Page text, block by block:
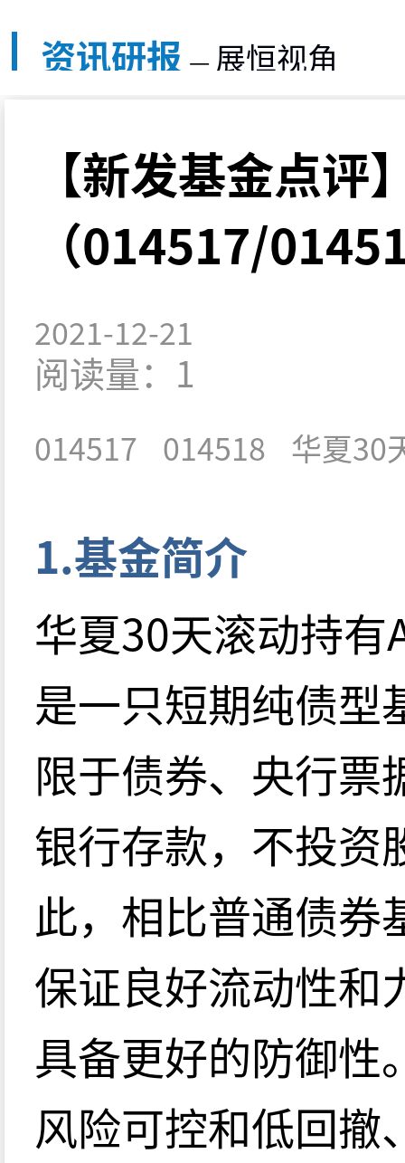
资讯研报 — 展恒视角
【新发基金点
（014517/
2021-12-21
阅读量：1
014517 014518 华夏30
1.基金简介
华夏30天滚动持
是一只短期纯债型
限于债券、央行票
银行存款，不投资
此，相比普通债券
保证良好流动性和
具备更好的防御性
风险可控和低回撤